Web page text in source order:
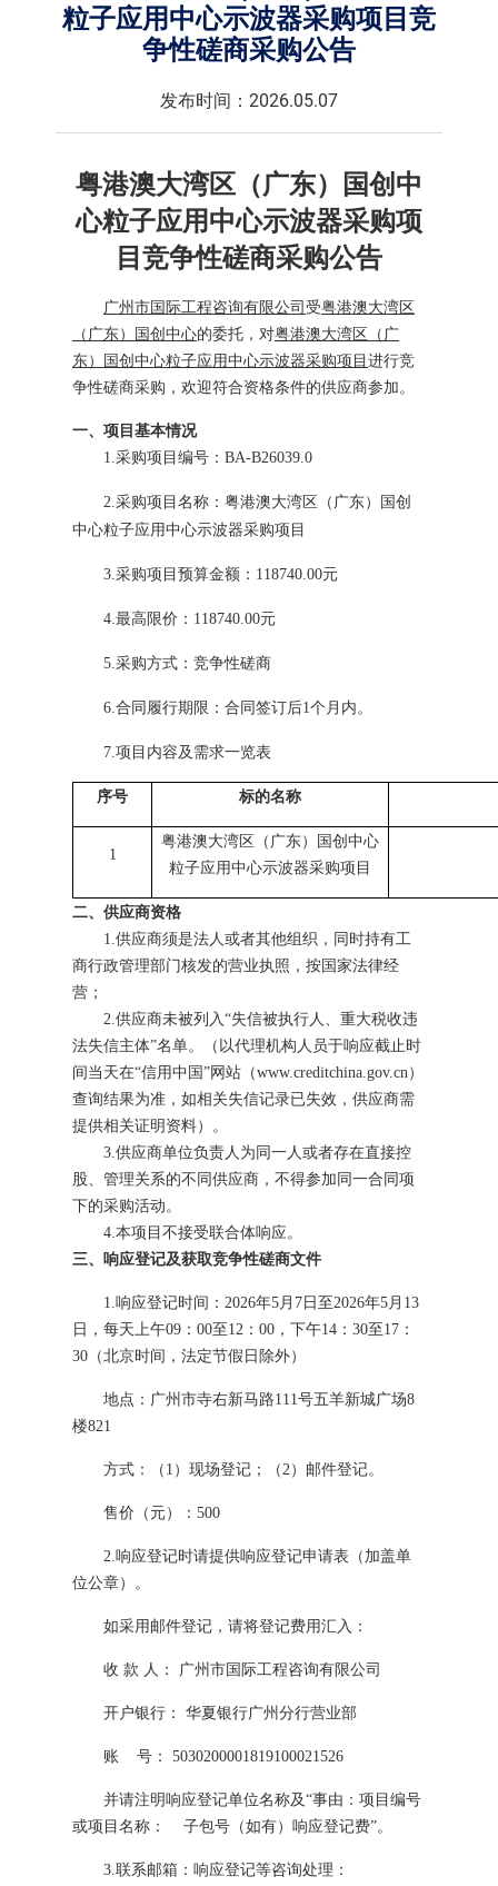
粒子应用中心示波器采购项目竞
争性磋商采购公告
发布时间：2026.05.07
粤港澳大湾区（广东）国创中
心粒子应用中心示波器采购项
目 竞争性磋商采购公告
广州市国际工程咨询有限公司 受粤港澳大湾区
（广东）国创中心的委托，对粤港澳大湾区（广
东）国创中心粒子应用中心示波器采购项目 进行竞
争性磋商采购， 欢迎符合资格条件的供应商参加 。
一、项目基本情况
1.采购项目编号：BA-B26039.0
2.采购项目名称：粤港澳大湾区（广东）国创
中心粒子应用中心示波器采购项目
3.采购项目预算金额：118740.00元
4.最高限价：118740.00元
5.采购方式：竞争性磋商
6.合同履行期限：合同签订后1个月内。
7. 项目内容及需求一览表
序号 标的名称
1
粤港澳大湾区（广东）国创中心
粒子应用中心示波器采购项目
二、供应商资格
1.供应商须是法人或者其他组织，同时持有工
商行政管理部门核发的营业执照，按国家法律经
营；
2.供应商未被列入“失信被执行人、重大税收违
法失信主体”名单。（以代理机构人员于响应截止时
间当天在“信用中国”网站（www.creditchina.gov.cn）
查询结果为准，如相关失信记录已失效，供应商需
提供相关证明资料）。
3.供应商单位负责人为同一人或者存在直接控
股、管理关系的不同 供应商 ，不得参加同一合同项
下的采购活动。
4.本项目不接受联合体响应 。
三、响应登记及获取竞争性磋商文件
1. 响应登记时间： 2026年5 月 7 日 至 2026年5 月 13
日 ， 每天上午09：00至12：00，下午14：30至17：
30（北京时间，法定节假日除外）
地点：广州市寺右新马路111号五羊新城广场8
楼821
方式：（ 1）现场登记；（2）邮件登记。
售价（元）： 500
2 响应登记时请提供响应登记申请表 （ 加盖单
位公章） 。
如采用邮件登记，请将登记费用汇入：
收 款 人： 广州市国际工程咨询有限公司
开户银行： 华夏银行广州分行营业部
账 号： 5030200001819100021526
并请注明 响应登记单位名称及“事由：项目编号
或项目名称 ： 子包号（如有） 响应登记费”。
3 联系邮箱 ： 响应登记等咨询处理：